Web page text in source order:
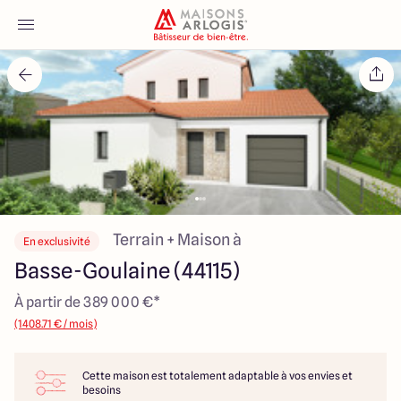
Accueil
Nos maisons
Nos annonces
Votre projet
Qui sommes-nous
Maisons ARLOGIS Nantes
En exclusivité Terrain + Maison à
Basse-Goulaine (44115)
À partir de 389 000 €*
(1408.71 € / mois)
Cette maison est totalement adaptable à vos envies et
besoins